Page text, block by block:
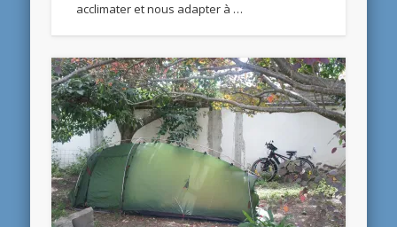
acclimater et nous adapter à …